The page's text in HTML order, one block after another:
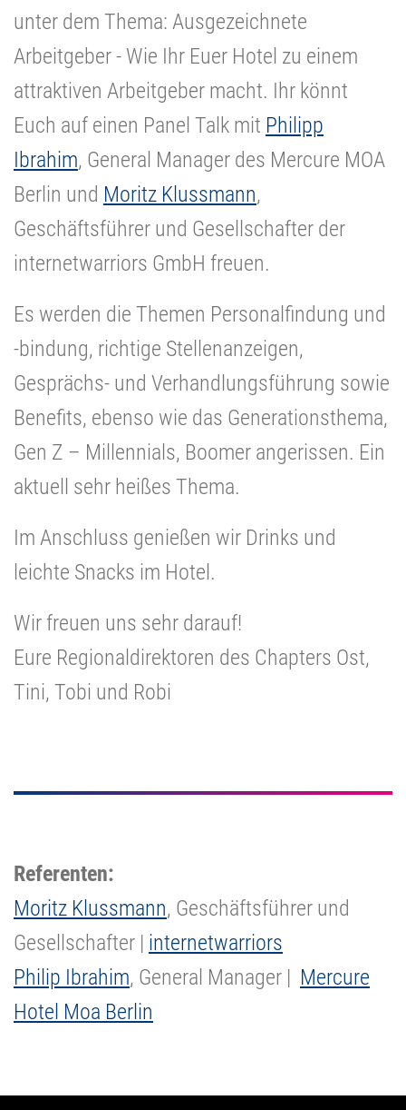
unter dem Thema: Ausgezeichnete
Arbeitgeber - Wie Ihr Euer Hotel zu einem
attraktiven Arbeitgeber macht. Ihr könnt
Euch auf einen Panel Talk mit Philipp
Ibrahim, General Manager des Mercure MOA
Berlin und Moritz Klussmann,
Geschäftsführer und Gesellschafter der
internetwarriors GmbH freuen.
Es werden die Themen Personalfindung und
-bindung, richtige Stellenanzeigen,
Gesprächs- und Verhandlungsführung sowie
Benefits, ebenso wie das Generationsthema,
Gen Z – Millennials, Boomer angerissen. Ein
aktuell sehr heißes Thema.
Im Anschluss genießen wir Drinks und
leichte Snacks im Hotel.
Wir freuen uns sehr darauf!
Eure Regionaldirektoren des Chapters Ost,
Tini, Tobi und Robi
Referenten:
Moritz Klussmann, Geschäftsführer und
Gesellschafter | internetwarriors
Philip Ibrahim, General Manager | Mercure
Hotel Moa Berlin